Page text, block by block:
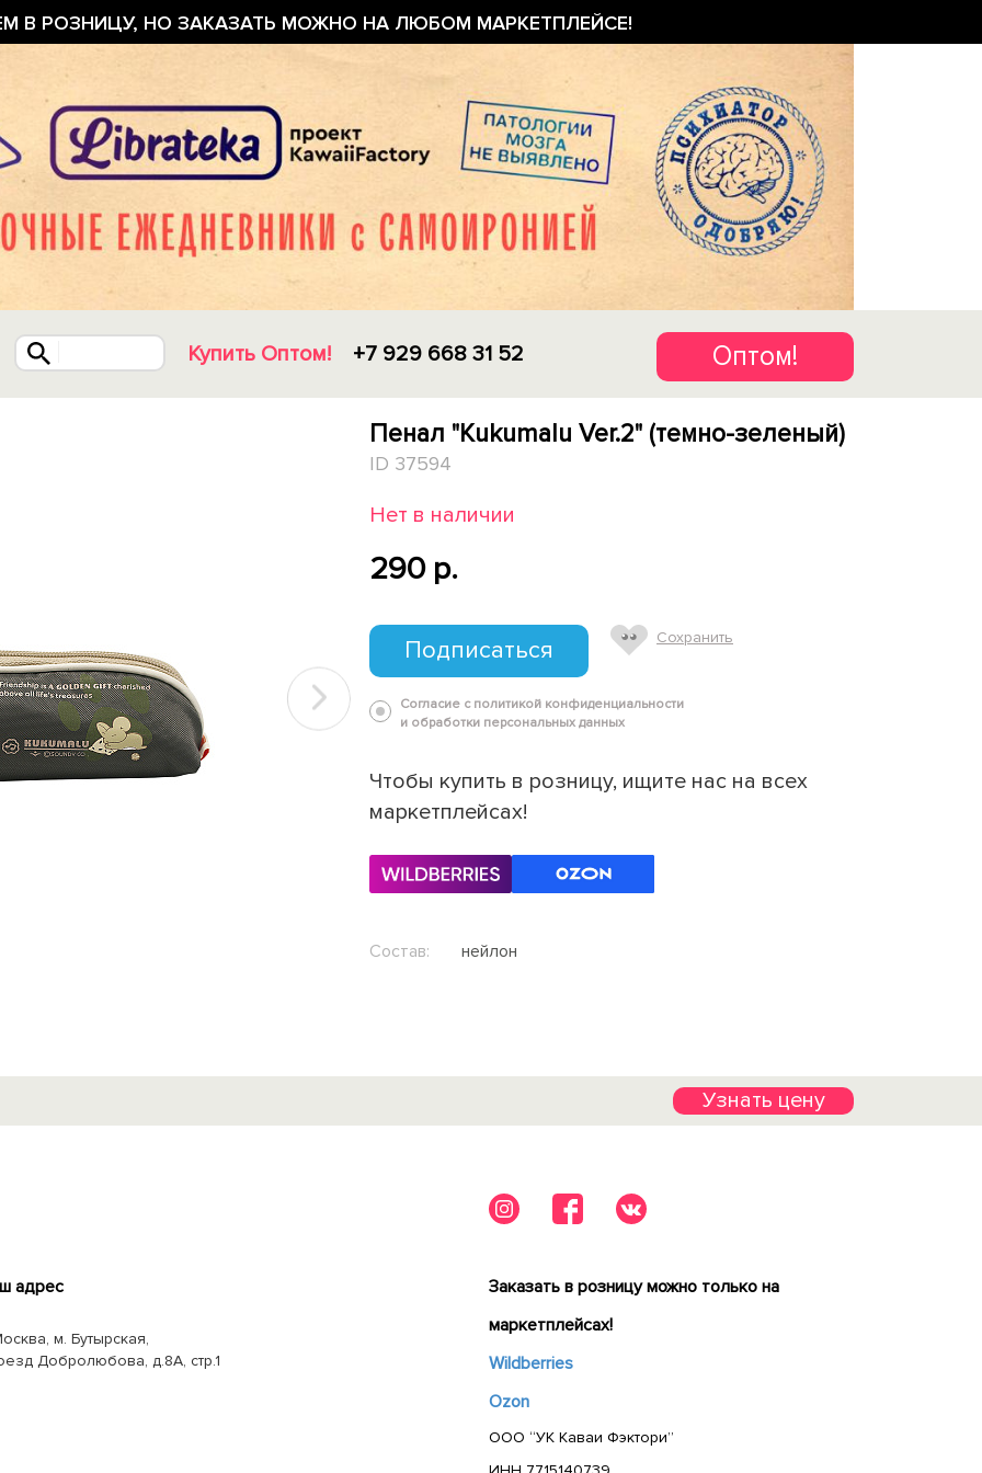
В РОЗНИЦУ, НО ЗАКАЗАТЬ МОЖНО НА ЛЮБОМ МАРКЕТПЛЕЙСЕ!
Купить Оптом! +7 929 668 31 52 Оптом!
Пенал "Kukumalu Ver.2" (темно-зеленый)
ID 37594
Нет в наличии
290 p.
Подписаться Сохранить
Согласие с политикой конфиденциальности
и обработки персональных данных
Чтобы купить в розницу, ищите нас на всех
маркетплейсах!
Состав: нейлон
Узнать цену
адрес
м. Бутырская,
Добролюбова, д.8А, стр.1
Заказать в розницу можно только на
маркетплейсах!
Wildberries
Ozon
ООО “УК Каваи Фэктори”